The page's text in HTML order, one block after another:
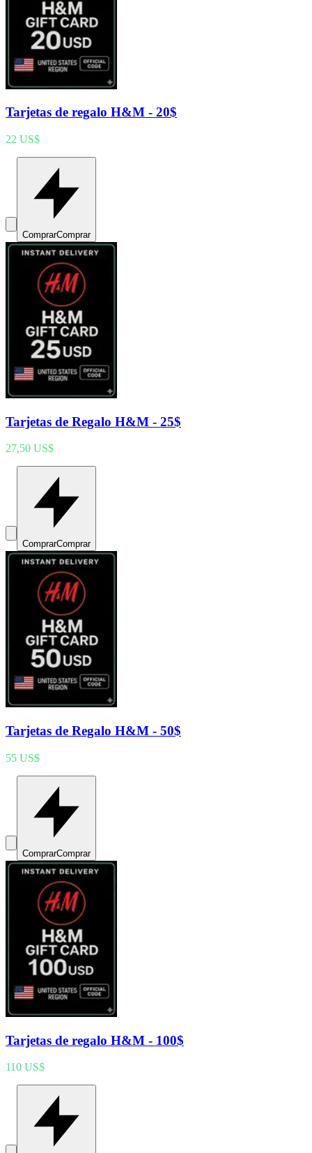
Tarjetas de regalo H&M - 20$
22 US$
ComprarComprar
Tarjetas de Regalo H&M - 25$
27,50 US$
ComprarComprar
Tarjetas de Regalo H&M - 50$
55 US$
ComprarComprar
Tarjetas de regalo H&M - 100$
110 US$